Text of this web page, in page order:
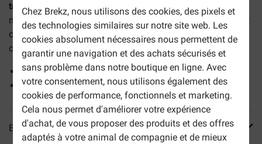
Chez Brekz, nous utilisons des cookies, des pixels et
des technologies similaires sur notre site web. Les
cookies absolument nécessaires nous permettent de
garantir une navigation et des achats sécurisés et
sans problème dans notre boutique en ligne. Avec
votre consentement, nous utilisons également des
cookies de performance, fonctionnels et marketing.
Cela nous permet d'améliorer votre expérience
d'achat, de vous proposer des produits et des offres
adaptés à votre animal de compagnie et de mieux
tripes (15 cm, 6 os, 620 g)
constituent une friandise à
mâcher naturelle à offrir a votre chien. L'intérieur de l'os est
constitué de tripes de boeuf enveloppée de peau de boeuf
compressée.
Séché naturellement
Sans additifs artificiels ou autres ingrédients
En savoir plus